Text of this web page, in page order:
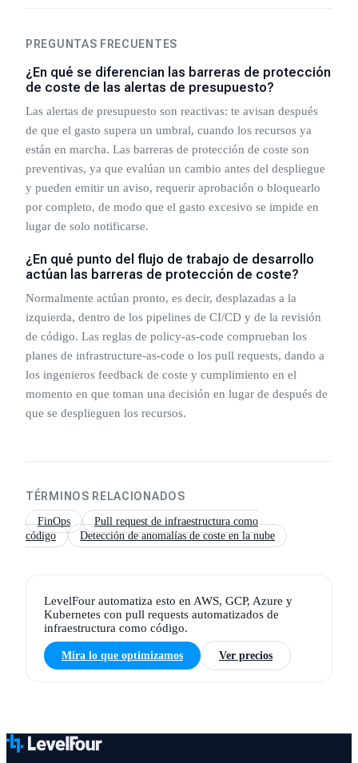
PREGUNTAS FRECUENTES
¿En qué se diferencian las barreras de protección
de coste de las alertas de presupuesto?
Las alertas de presupuesto son reactivas: te avisan después
de que el gasto supera un umbral, cuando los recursos ya
están en marcha. Las barreras de protección de coste son
preventivas, ya que evalúan un cambio antes del despliegue
y pueden emitir un aviso, requerir aprobación o bloquearlo
por completo, de modo que el gasto excesivo se impide en
lugar de solo notificarse.
¿En qué punto del flujo de trabajo de desarrollo
actúan las barreras de protección de coste?
Normalmente actúan pronto, es decir, desplazadas a la
izquierda, dentro de los pipelines de CI/CD y de la revisión
de código. Las reglas de policy-as-code comprueban los
planes de infrastructure-as-code o los pull requests, dando a
los ingenieros feedback de coste y cumplimiento en el
momento en que toman una decisión en lugar de después de
que se desplieguen los recursos.
TÉRMINOS RELACIONADOS
FinOps
Pull request de infraestructura como
código
Detección de anomalías de coste en la nube
LevelFour automatiza esto en AWS, GCP, Azure y
Kubernetes con pull requests automatizados de
infraestructura como código.
Mira lo que optimizamos Ver precios